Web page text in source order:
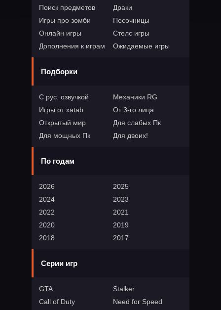
Поиск предметов
Драки
Игры про зомби
Песочницы
Онлайн игры
Стелс игры
Дополнения к играм
Ожидаемые игры
Подборки
С рус. озвучкой
Механики RG
Игры от xatab
От 3-го лица
Открытый мир
Для слабых Пк
Для мощных Пк
Для двоих!
По годам
2026
2025
2024
2023
2022
2021
2020
2019
2018
2017
Серии игр
GTA
Stalker
Call of Duty
Need for Speed